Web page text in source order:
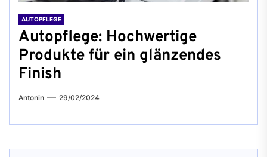
AUTOPFLEGE
Autopflege: Hochwertige
Produkte für ein glänzendes
Finish
Antonin 29/02/2024